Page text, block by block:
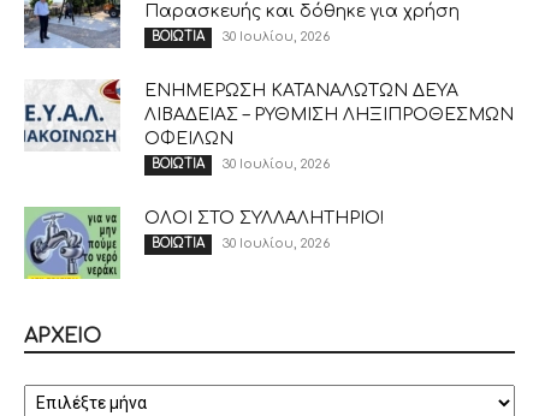
Παρασκευής και δόθηκε για χρήση
ΒΟΙΩΤΙΑ 30 Ιουλίου, 2026
ΕΝΗΜΕΡΩΣΗ ΚΑΤΑΝΑΛΩΤΩΝ ΔΕΥΑ
ΛΙΒΑΔΕΙΑΣ – ΡΥΘΜΙΣΗ ΛΗΞΙΠΡΟΘΕΣΜΩΝ
ΟΦΕΙΛΩΝ
ΒΟΙΩΤΙΑ 30 Ιουλίου, 2026
ΟΛΟΙ ΣΤΟ ΣΥΛΛΑΛΗΤΗΡΙΟ!
ΒΟΙΩΤΙΑ 30 Ιουλίου, 2026
ΑΡΧΕΙΟ